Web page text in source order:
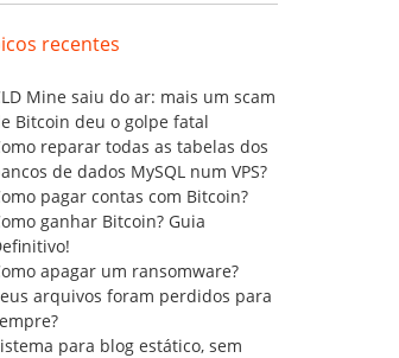
recentes
Mine saiu do ar: mais um scam
Bitcoin deu o golpe fatal
reparar todas as tabelas dos
de dados MySQL num VPS?
pagar contas com Bitcoin?
ganhar Bitcoin? Guia
apagar um ransomware?
arquivos foram perdidos para
para blog estático, sem